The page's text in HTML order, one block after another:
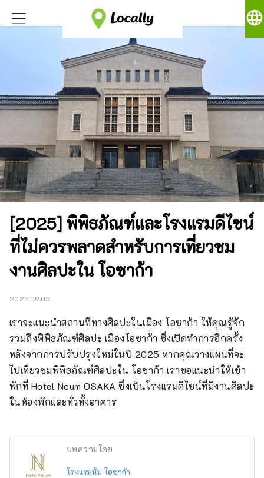
language
[2025] พิพิธภัณฑ์และโรงแรมดีไซน์
ที่ไม่ควรพลาดสำหรับการเที่ยวชม
งานศิลปะใน โอซาก้า
2025.09.05
เราจะแนะนำสถานที่ทางศิลปะในเมือง โอซาก้า ให้คุณรู้จัก
รวมถึงพิพิธภัณฑ์ศิลปะ เมืองโอซาก้า ซึ่งเปิดทำการอีกครั้ง
หลังจากการปรับปรุงใหม่ในปี 2025 หากคุณวางแผนที่จะ
ไปเที่ยวชมพิพิธภัณฑ์ศิลปะใน โอซาก้า เราขอแนะนำให้เข้า
พักที่ Hotel Noum OSAKA ซึ่งเป็นโรงแรมดีไซน์ที่มีงานศิลปะ
ในห้องพักและทั่วทั้งอาคาร
บทความโดย
โรงแรมนัม โอซาก้า